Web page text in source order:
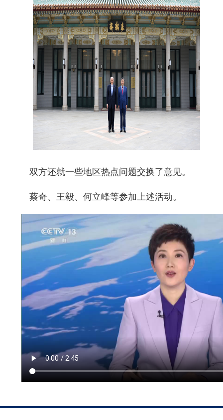
双方还就一些地区热点问题交换了意见。
蔡奇、王毅、何立峰等参加上述活动。